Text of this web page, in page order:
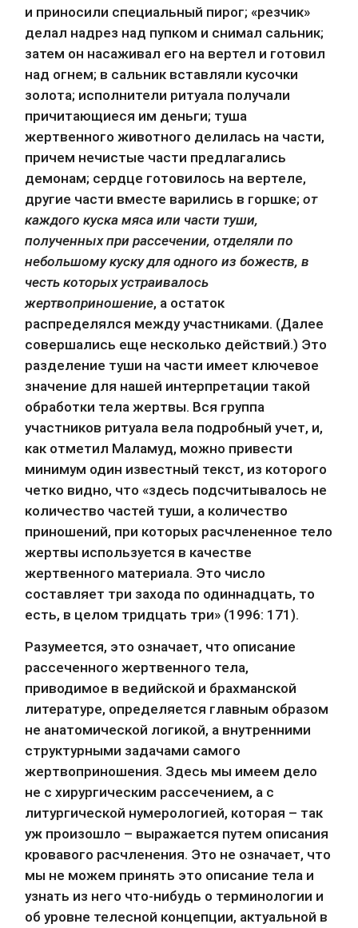
и приносили специальный пирог; «резчик»
делал надрез над пупком и снимал сальник;
затем он насаживал его на вертел и готовил
над огнем; в сальник вставляли кусочки
золота; исполнители ритуала получали
причитающиеся им деньги; туша
жертвенного животного делилась на части,
причем нечистые части предлагались
демонам; сердце готовилось на вертеле,
другие части вместе варились в горшке; от
каждого куска мяса или части туши,
полученных при рассечении, отделяли по
небольшому куску для одного из божеств, в
честь которых устраивалось
жертвоприношение, а остаток
распределялся между участниками. (Далее
совершались еще несколько действий.) Это
разделение туши на части имеет ключевое
значение для нашей интерпретации такой
обработки тела жертвы. Вся группа
участников ритуала вела подробный учет, и,
как отметил Маламуд, можно привести
минимум один известный текст, из которого
четко видно, что «здесь подсчитывалось не
количество частей туши, а количество
приношений, при которых расчлененное тело
жертвы используется в качестве
жертвенного материала. Это число
составляет три захода по одиннадцать, то
есть, в целом тридцать три» (1996: 171).
Разумеется, это означает, что описание
рассеченного жертвенного тела,
приводимое в ведийской и брахманской
литературе, определяется главным образом
не анатомической логикой, а внутренними
структурными задачами самого
жертвоприношения. Здесь мы имеем дело
не с хирургическим рассечением, а с
литургической нумерологией, которая – так
уж произошло – выражается путем описания
кровавого расчленения. Это не означает, что
мы не можем принять это описание тела и
узнать из него что-нибудь о терминологии и
об уровне телесной концепции, актуальной в